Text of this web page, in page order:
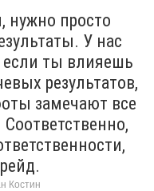
нужно просто
У нас
если ты влияешь
результатов,
замечают все
Соответственно,
Костин